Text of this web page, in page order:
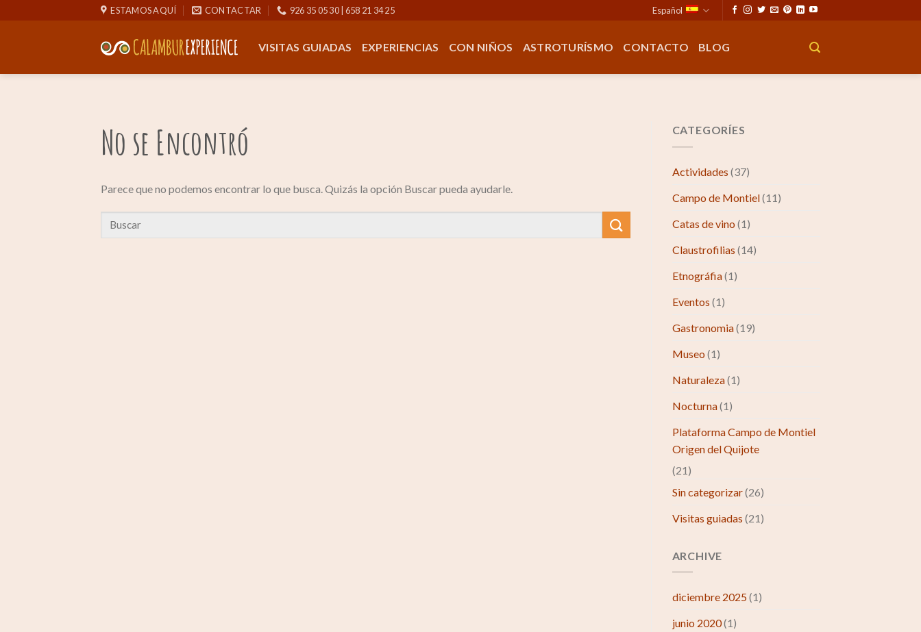
ESTAMOS AQUÍ CONTACTAR 926 35 05 30 | 658 21 34 25 Español
VISITAS GUIADAS EXPERIENCIAS CON NIÑOS ASTROTURÍSMO CONTACTO BLOG
No se Encontró
Parece que no podemos encontrar lo que busca. Quizás la opción Buscar pueda ayudarle.
CATEGORÍES
Actividades (37)
Campo de Montiel(11)
Catas de vino (1)
Claustrofilias (14)
Etnográfia(1)
Eventos (1)
Gastronomia(19)
Museo (1)
Naturaleza(1)
Nocturna(1)
Plataforma Campo de Montiel
Origen del Quijote
(21)
Sin categorizar(26)
Visitas guiadas (21)
ARCHIVE
diciembre 2025(1)
junio 2020(1)